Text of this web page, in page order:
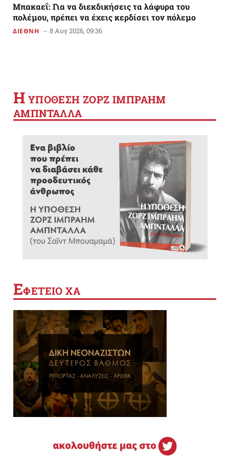
Μπακαεΐ: Για να διεκδικήσεις τα λάφυρα του
πολέμου, πρέπει να έχεις κερδίσει τον πόλεμο
ΔΙΕΘΝΗ 8 Αυγ 2026, 09:36
Η YΠΟΘΕΣΗ ΖΟΡΖ ΙΜΠΡΑΗΜ
ΑΜΠΝΤΑΛΛΑ
ΕΦΕΤΕΙΟ ΧΑ